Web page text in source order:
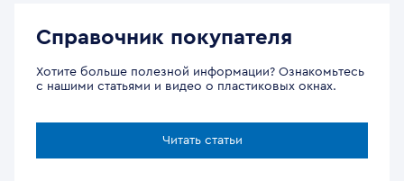
Справочник покупателя
Хотите больше полезной информации? Ознакомьтесь
с нашими статьями и видео о пластиковых окнах.
Читать статьи